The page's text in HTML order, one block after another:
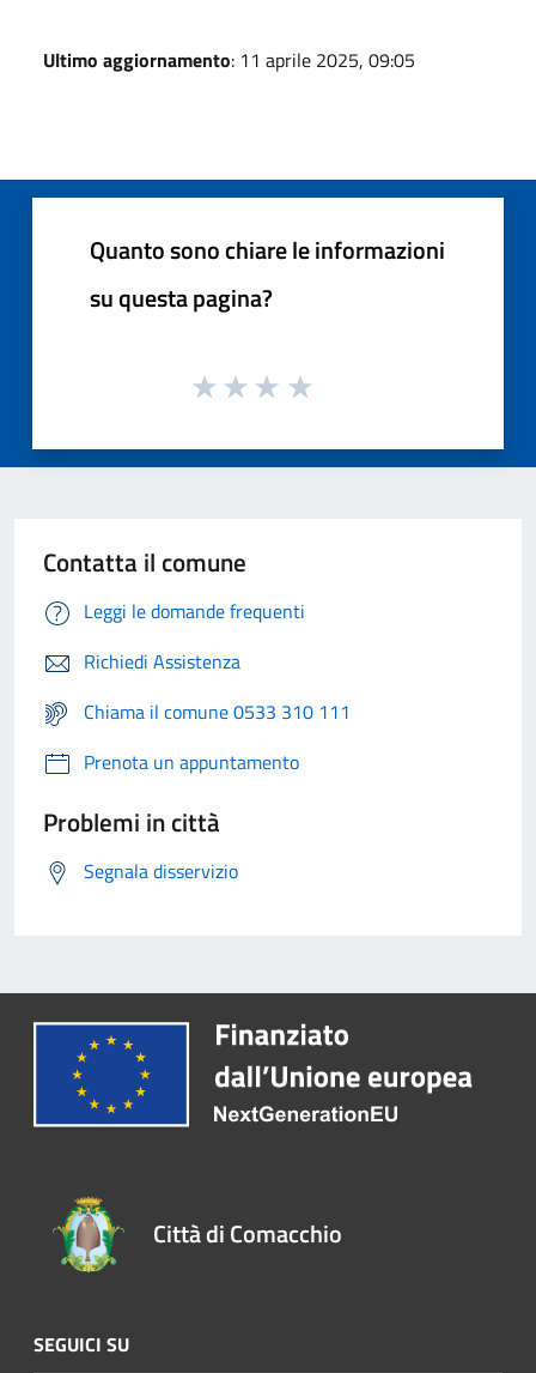
Ultimo aggiornamento: 11 aprile 2025, 09:05
Quanto sono chiare le informazioni
su questa pagina?
Contatta il comune
Leggi le domande frequenti
Richiedi Assistenza
Chiama il comune 0533 310 111
Prenota un appuntamento
Problemi in città
Segnala disservizio
Città di Comacchio
SEGUICI SU